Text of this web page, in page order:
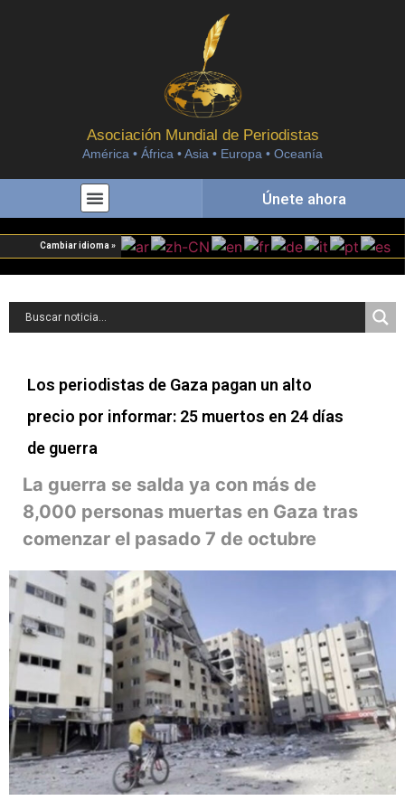
Asociación Mundial de Periodistas
América • África • Asia • Europa • Oceanía
Únete ahora
Cambiar idioma »
Los periodistas de Gaza pagan un alto
precio por informar: 25 muertos en 24 días
de guerra
La guerra se salda ya con más de
8,000 personas muertas en Gaza tras
comenzar el pasado 7 de octubre